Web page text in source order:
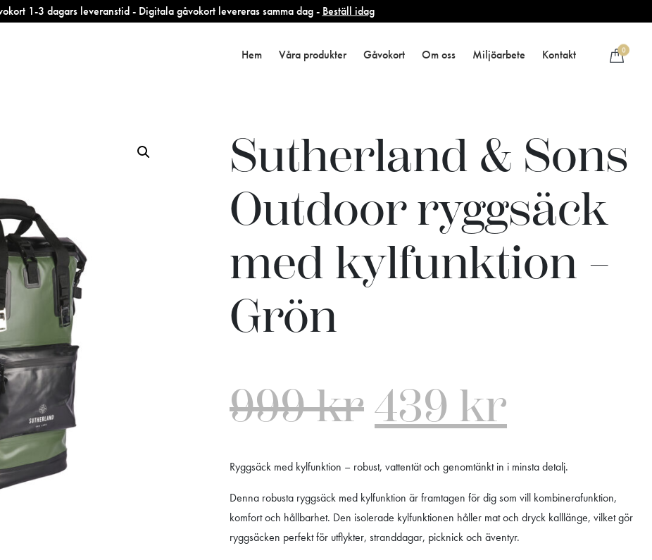
1-3 dagars leveranstid - Digitala gåvokort levereras samma dag - Beställ idag
Hem Våra produkter Gåvokort Om oss Miljöarbete Kontakt 0
Sutherland & Sons
Outdoor ryggsäck
med kylfunktion –
Grön
999kr439 kr
Ryggsäck med kylfunktion – robust, vattentät och genomtänkt in i minsta detalj.
Denna robusta ryggsäck med kylfunktion är framtagen för dig som vill kombinerafunktion,
komfort och hållbarhet. Den isolerade kylfunktionen håller mat och dryck kalllänge, vilket gör
ryggsäcken perfekt för utflykter, stranddagar, picknick och äventyr.